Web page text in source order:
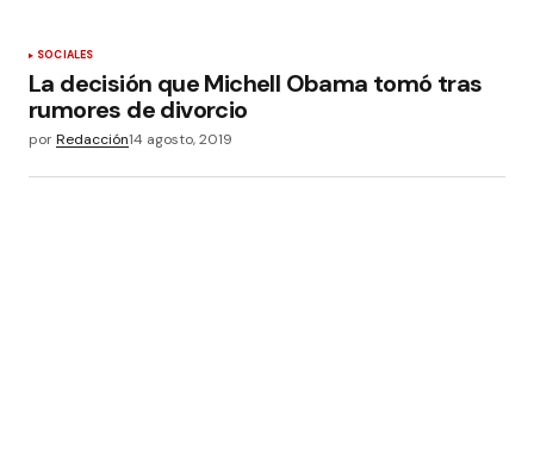
SOCIALES
La decisión que Michell Obama tomó tras
rumores de divorcio
porRedacción14 agosto, 2019